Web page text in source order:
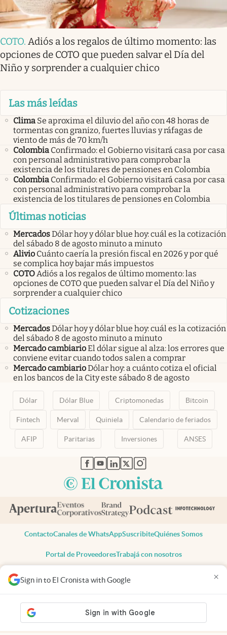
Sign in to El Cronista with Google ×
COTO. Adiós a los regalos de último momento: las
opciones de COTO que pueden salvar el Día del
Niño y sorprender a cualquier chico
Las más leídas
Clima Se aproxima el diluvio del año con 48 horas de
tormentas con granizo, fuertes lluvias y ráfagas de
viento de más de 70 km/h
Colombia Confirmado: el Gobierno visitará casa por casa
con personal administrativo para comprobar la
existencia de los titulares de pensiones en Colombia
Colombia Confirmado: el Gobierno visitará casa por casa
con personal administrativo para comprobar la
existencia de los titulares de pensiones en Colombia
Últimas noticias
MercadosDólar hoy y dólar blue hoy: cuál es la cotización
del sábado 8 de agosto minuto a minuto
Alivio Cuánto caería la presión fiscal en 2026 y por qué
se complica hoy bajar más impuestos
COTOAdiós a los regalos de último momento: las
opciones de COTO que pueden salvar el Día del Niño y
sorprender a cualquier chico
Cotizaciones
MercadosDólar hoy y dólar blue hoy: cuál es la cotización
del sábado 8 de agosto minuto a minuto
Mercado cambiarioEl dólar sigue al alza: los errores que
conviene evitar cuando todos salen a comprar
Mercado cambiarioDólar hoy: a cuánto cotiza el oficial
en los bancos de la City este sábado 8 de agosto
Dólar Dólar Blue Criptomonedas Bitcoin
Fintech Merval Quiniela Calendario de feriados
AFIP Paritarias Inversiones ANSES
abre en nueva pestaña
abre en nueva pestaña
abre en nueva pestaña
abre en nueva pestaña
abre en nueva pestaña
ContactoCanales de WhatsAppSuscribiteQuiénes Somos
Portal de ProveedoresTrabajá con nosotros
Todos los derechos reservados
Privacidad
Consentimiento
Tel:+54 11 7078-3270